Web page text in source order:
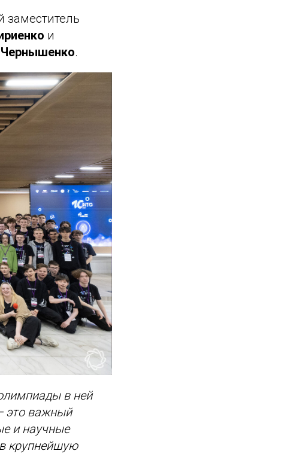
и
.
в ней
это важный
и научные
крупнейшую